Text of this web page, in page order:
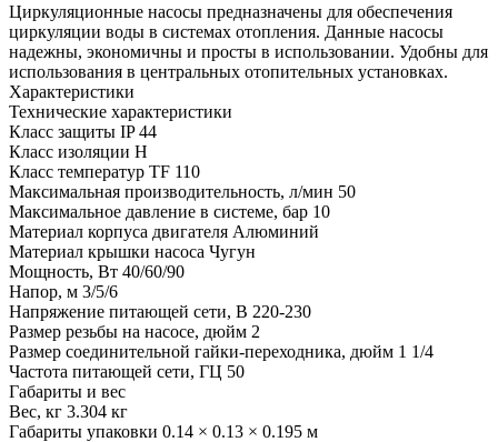
Циркуляционные насосы предназначены для обеспечения
циркуляции воды в системах отопления. Данные насосы
надежны, экономичны и просты в использовании. Удобны для
использования в центральных отопительных установках.
Характеристики
Технические характеристики
Класс защиты IP 44
Класс изоляции Н
Класс температур TF 110
Максимальная производительность, л/мин 50
Максимальное давление в системе, бар 10
Материал корпуса двигателя Алюминий
Материал крышки насоса Чугун
Мощность, Вт 40/60/90
Напор, м 3/5/6
Напряжение питающей сети, В 220-230
Размер резьбы на насосе, дюйм 2
Размер соединительной гайки-переходника, дюйм 1 1/4
Частота питающей сети, ГЦ 50
Габариты и вес
Вес, кг 3.304 кг
Габариты упаковки 0.14 × 0.13 × 0.195 м